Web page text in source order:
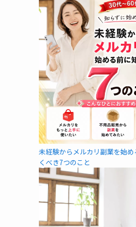
未経験からメルカリ副業を始
くべき7つのこと